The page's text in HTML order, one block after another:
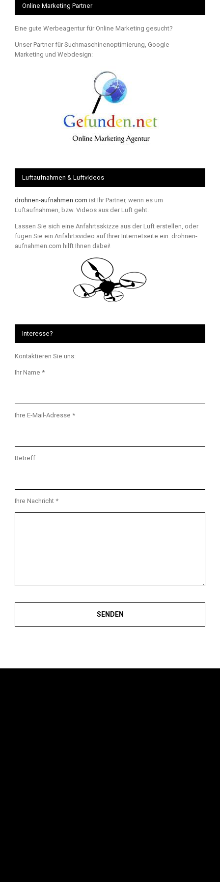
Online Marketing Partner
Eine gute Werbeagentur für Online Marketing gesucht?
Unser Partner für Suchmaschinenoptimierung, Google
Marketing und Webdesign:
Luftaufnahmen & Luftvideos
drohnen-aufnahmen.com ist Ihr Partner, wenn es um
Luftaufnahmen, bzw. Videos aus der Luft geht.
Lassen Sie sich eine Anfahrtsskizze aus der Luft erstellen, oder
fügen Sie ein Anfahrtsvideo auf Ihrer Internetseite ein. drohnen-
aufnahmen.com hilft Ihnen dabei!
Interesse?
Kontaktieren Sie uns:
Ihr Name *
Ihre E-Mail-Adresse *
Betreff
Ihre Nachricht *